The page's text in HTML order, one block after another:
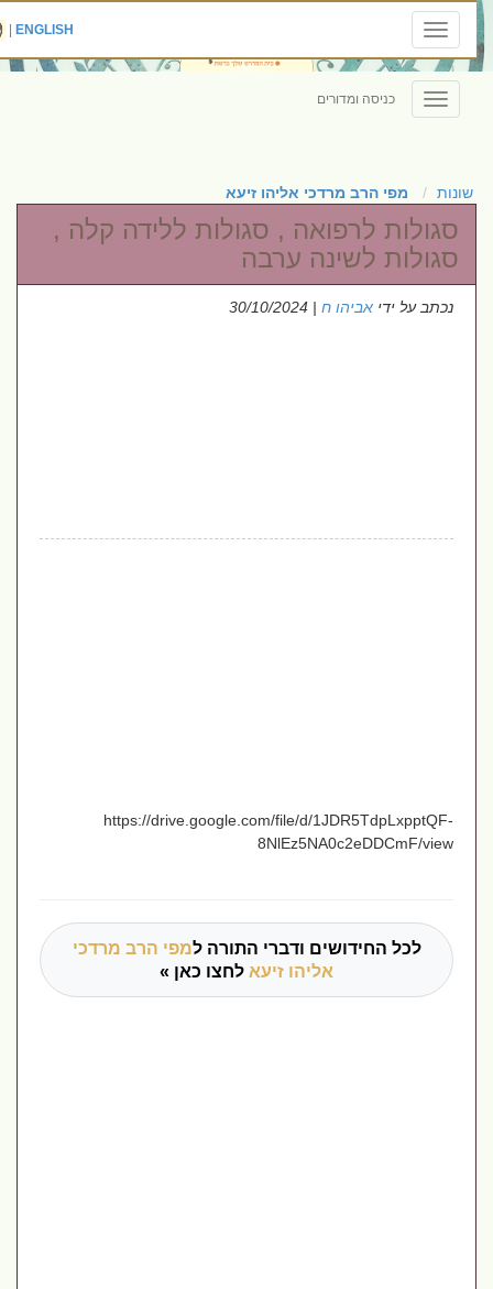
Toggle
navigation
ENGLISH
|
Toggle
navigation
כניסה ומדורים
שונות מפי הרב מרדכי אליהו זיעא
סגולות לרפואה , סגולות ללידה קלה ,
סגולות לשינה ערבה
נכתב על ידיאביהו ח| 30/10/2024
https://drive.google.com/file/d/1JDR5TdpLxpptQF-
8NlEz5NA0c2eDDCmF/view
לכל החידושים ודברי התורה למפי הרב מרדכי
אליהו זיעאלחצו כאן »